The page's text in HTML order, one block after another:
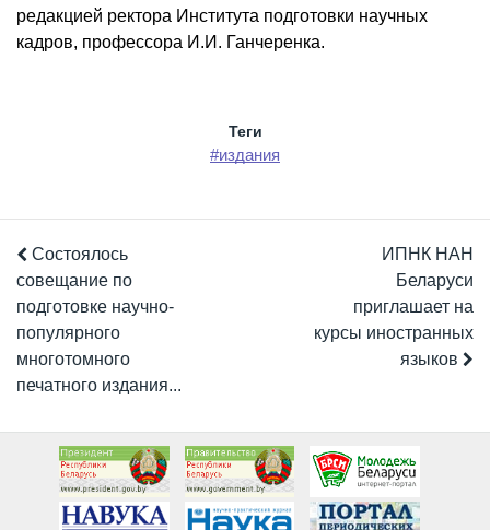
редакцией ректора Института подготовки научных
кадров, профессора И.И. Ганчеренка.
Теги
#издания
Состоялось
совещание по
подготовке научно-
популярного
многотомного
печатного издания...
ИПНК НАН
Беларуси
приглашает на
курсы иностранных
языков